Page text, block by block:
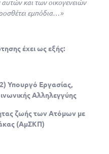
και των οικογενειών
εμπόδια…»
έχει ως εξής:
Υπουργό Εργασίας,
Αλληλεγγύης
ζωής των Ατόμων με
(ΑμΣΚΠ)